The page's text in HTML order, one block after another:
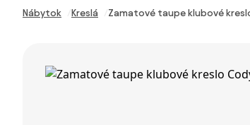
Nábytok Kreslá Zamatové taupe klubové